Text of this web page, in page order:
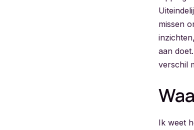
missen
aan
verschil
Ik weet